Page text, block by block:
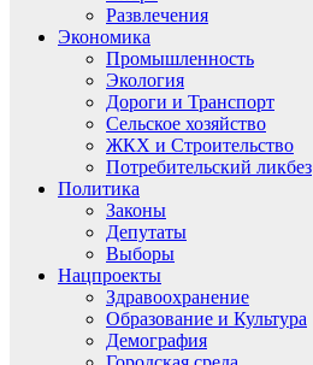
Развлечения
Экономика
Промышленность
Экология
Дороги и Транспорт
Сельское хозяйство
ЖКХ и Строительство
Потребительский ликбез
Политика
Законы
Депутаты
Выборы
Нацпроекты
Здравоохранение
Образование и Культура
Демография